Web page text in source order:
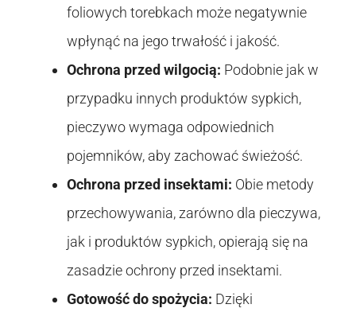
foliowych torebkach może negatywnie
wpłynąć na jego trwałość i jakość.
Ochrona przed wilgocią: Podobnie jak w
przypadku innych produktów sypkich,
pieczywo wymaga odpowiednich
pojemników, aby zachować świeżość.
Ochrona przed insektami: Obie metody
przechowywania, zarówno dla pieczywa,
jak i produktów sypkich, opierają się na
zasadzie ochrony przed insektami.
Gotowość do spożycia: Dzięki